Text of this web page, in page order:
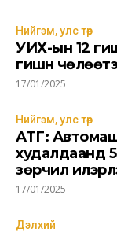
Нийгэм, улс төр
УИХ-ын 12
гишүүн
17/01/2025
Нийгэм, улс төр
АТГ:
худалдаанд
зөрчил
17/01/2025
Дэлхий